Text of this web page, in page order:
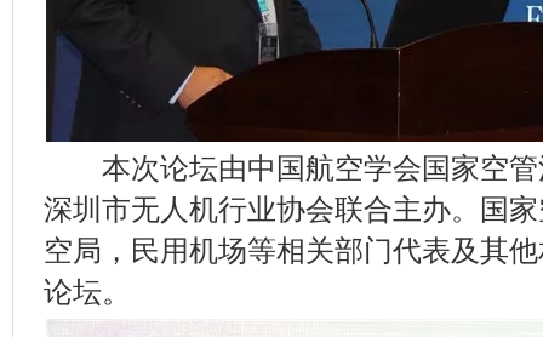
本次论坛由中国航空学会国家空管
深圳市无人机行业协会联合主办。国
空局，民用机场等相关部门代表及其
论坛。